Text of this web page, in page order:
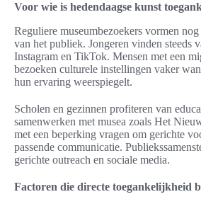
Voor wie is hedendaagse kunst
Reguliere museumbezoekers vormen nog
van het publiek. Jongeren vinden steeds
Instagram en TikTok. Mensen met een
bezoeken culturele instellingen vaker
hun ervaring weerspiegelt.
Scholen en gezinnen profiteren van
samenwerken met musea zoals Het
met een beperking vragen om gerichte
passende communicatie.
gerichte outreach en sociale media.
Factoren die directe toegankelijkheid